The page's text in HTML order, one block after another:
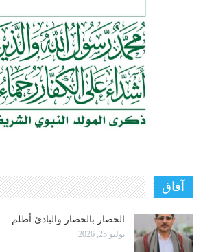
آفاق
الحصار بالحصار والبادئ أظلم
يوليو 23, 2026